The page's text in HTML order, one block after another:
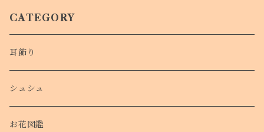
CATEGORY
耳飾り
シュシュ
お花図鑑